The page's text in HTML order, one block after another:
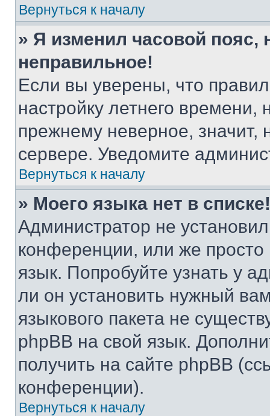
Вернуться к началу
» Я изменил часовой пояс,
неправильное!
Если вы уверены, что
настройку летнего
прежнему неверное, значит,
сервере. Уведомите
Вернуться к началу
» Моего языка нет в списке!
Администратор не
конференции, или же
язык. Попробуйте узнать у
ли он установить нужный
языкового пакета не
phpBB на свой язык.
получить на сайте phpBB
конференции).
Вернуться к началу